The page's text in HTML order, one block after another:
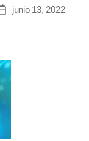
junio 13, 2022